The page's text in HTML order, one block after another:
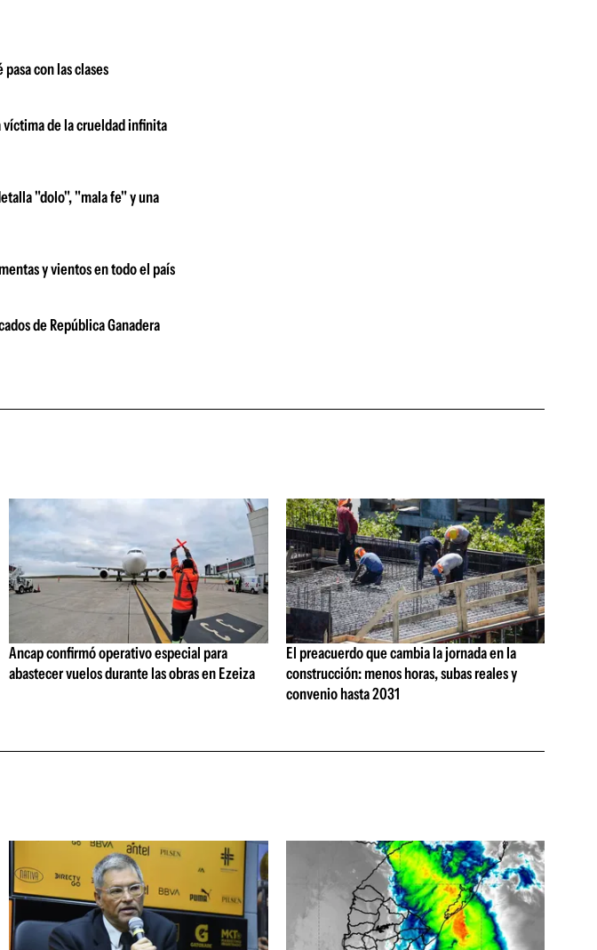
con las clases
víctima de la crueldad infinita
"dolo", "mala fe" y una
y vientos en todo el país
de República Ganadera
Ancap confirmó operativo especial para
abastecer vuelos durante las obras en Ezeiza
El preacuerdo que cambia la jornada en la
construcción: menos horas, subas reales y
convenio hasta 2031